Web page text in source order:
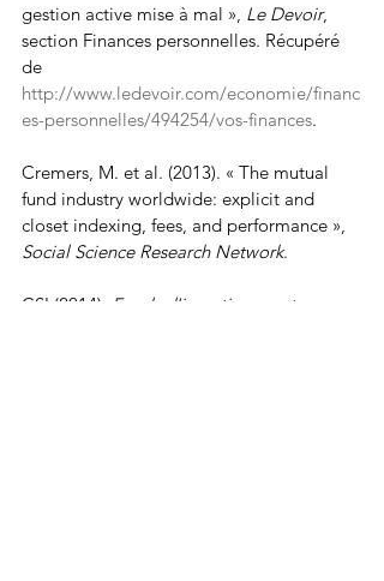
gestion active mise à mal », Le Devoir,
section Finances personnelles. Récupéré
de
http://www.ledevoir.com/economie/financ
es-personnelles/494254/vos-finances.
Cremers, M. et al. (2013). « The mutual
fund industry worldwide: explicit and
closet indexing, fees, and performance »,
Social Science Research Network.
CSI (2014).
Fonds d'investissement au